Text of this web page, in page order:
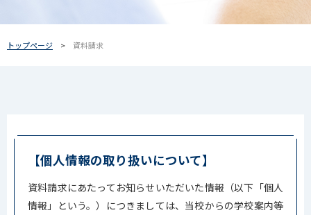
トップページ 資料請求
【個人情報の取り扱いについて】
資料請求にあたってお知らせいただいた情報（以下「個人
情報」という。）につきましては、当校からの学校案内等